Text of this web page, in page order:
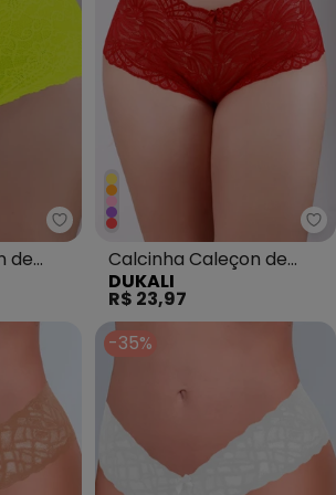
Dukali - Calcinha Caleçon de
de
Calcinha Caleçon de
Renda Vermelho
DUKALI
R$ 23,97
-35%